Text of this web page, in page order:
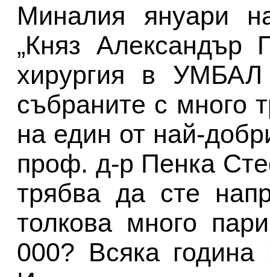
Миналия януари
„Княз Александър
хирургия в УМБАЛ
събраните с много
на един от най-
проф. д-р Пенка
трябва да сте
толкова много
000? Всяка година